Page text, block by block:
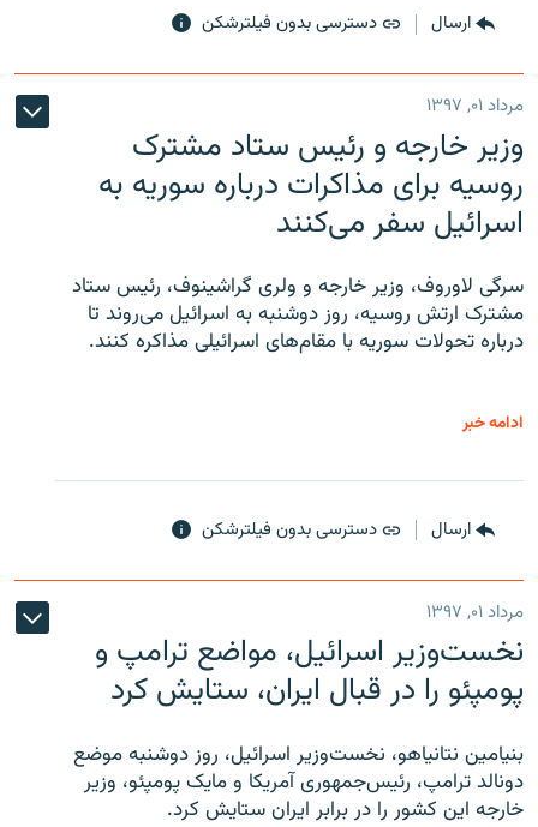
ارسال دسترسی بدون فیلترشکن
مرداد ۰۱, ۱۳۹۷
وزیر خارجه و رئیس‌ ستاد مشترک
روسیه برای مذاکرات درباره سوریه به
اسرائیل سفر می‌کنند
سرگی لاوروف، وزیر خارجه و ولری گراشینوف، رئیس ستاد
مشترک ارتش روسیه، روز دوشنبه به اسرائیل می‌روند تا
درباره تحولات سوریه با مقام‌های اسرائیلی مذاکره کنند.
ادامه خبر
ارسال دسترسی بدون فیلترشکن
مرداد ۰۱, ۱۳۹۷
نخست‌وزیر اسرائیل، مواضع ترامپ و
پومپئو را در قبال ایران، ستایش کرد
بنیامین نتانیاهو، نخست‌وزیر اسرائیل، روز دوشنبه موضع
دونالد ترامپ، رئیس‌جمهوری آمریکا و مایک پومپئو، وزیر
خارجه این کشور را در برابر ایران ستایش کرد.